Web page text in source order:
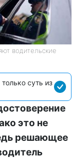
водительские
суть из
это не
решающее